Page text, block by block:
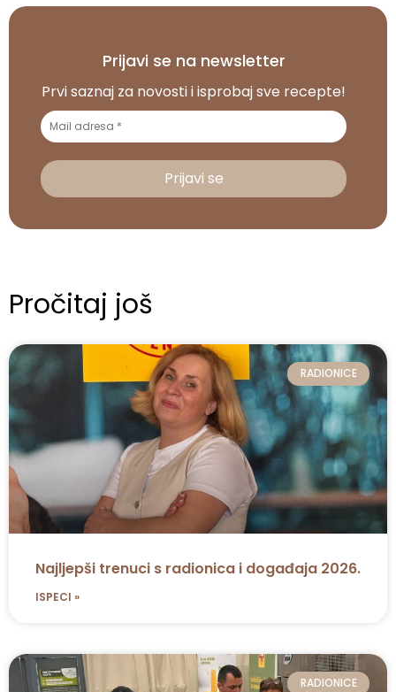
Prijavi se na newsletter
Prvi saznaj za novosti i isprobaj sve recepte!
Pročitaj još
RADIONICE
Najljepši trenuci s radionica i događaja 2026.
ISPECI »
RADIONICE